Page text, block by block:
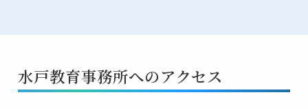
水戸教育事務所へのアクセス